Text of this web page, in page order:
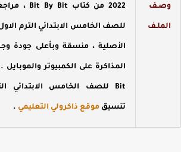
وصـف
الملـف
2022 من كتاب Bit By Bit ،
الأصلية ، منسقة وبأعلى جودة
المذاكرة على الكمبيوتر والموبايل .
تنسيقموقع ذاكرولي التعليمي .